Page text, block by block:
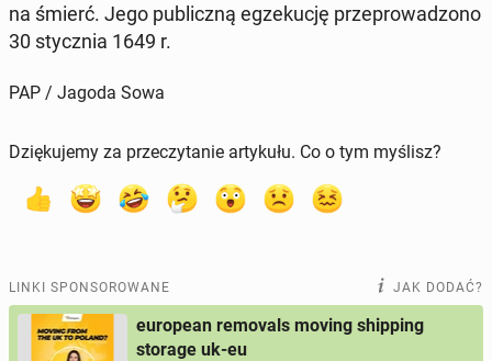
na śmierć. Jego pu­blicz­ną eg­ze­ku­cję prze­pro­wa­dzo­no
30 stycz­nia 1649 r.
PAP / Jagoda Sowa
Dziękujemy za przeczytanie artykułu. Co o tym myślisz?
LINKI SPONSOROWANE JAK DODAĆ?
european removals moving shipping
storage uk-eu